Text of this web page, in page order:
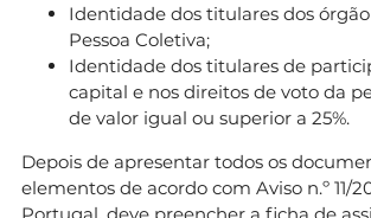
Identidade dos titulares dos
Pessoa Coletiva;
Identidade dos titulares de
capital e nos direitos de voto da
de valor igual ou superior a 25%.
Depois de apresentar todos os
elementos de acordo com Aviso n.º 11/
Portugal, deve preencher a ficha de